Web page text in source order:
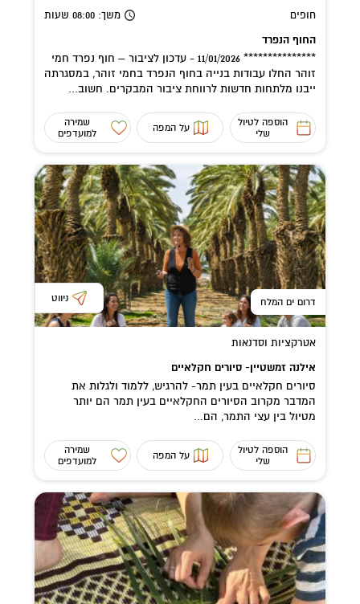
חופים משך: 08:00 שעות
החוף הנפרד
*************** 11/01/2026 - עדכון לציבור – חוף נפרד חמי
זוהר החלו עבודות בנייה בחוף הנפרד בחמי זוהר, במסגרתה
ייבנו מלתחות חדשות לרווחת ציבור המבקרים. חשוב...
הוספה לטיול
שלי
על המפה
שמירה
למועדפים
דרום ים המלח ניווט
אטרקציות וסדנאות
אילנה זמשטיין- סיורים חקלאיים
סיורים חקלאיים בעין תמר- להרגיש, ללמוד ולגלות את
המדבר מקרוב הסיורים החקלאיים בעין תמר הם יותר
מטיול בין עצי התמר, הם...
הוספה לטיול
שלי
על המפה
שמירה
למועדפים